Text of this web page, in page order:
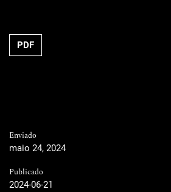
PDF
Enviado
maio 24, 2024
Publicado
2024-06-21